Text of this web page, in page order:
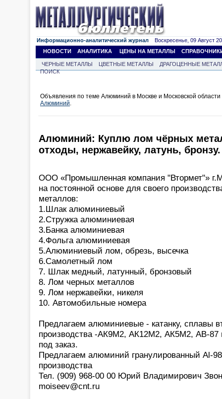
Информационно-аналитический журнал Воскресенье, 09 Август
НОВОСТИ
АНАЛИТИКА ЦЕНЫ НА МЕТАЛЛЫ
ЧЕРНЫЕ МЕТАЛЛЫ ЦВЕТНЫЕ МЕТАЛЛЫ
ДРАГОЦЕННЫЕ
ПОИСК
Объявления по теме Алюминий в Москве и Московской
Алюминий.
Алюминий: Куплю лом чёрных
отходы, нержавейку, латунь, бронзу.
ООО «Промышленная компания "Втормет"»
на постоянной основе для своего
металлов:
1.Шлак алюминиевый
2.Стружка алюминиевая
3.Банка алюминиевая
4.Фольга алюминиевая
5.Алюминиевый лом, обрезь, высечка
6.Самолетный лом
7. Шлак медный, латунный, бронзовый
8. Лом черных металлов
9. Лом нержавейки, никеля
10. Автомобильные номера
Предлагаем алюминиевые - катанку, сплавы
производства -АК9М2, АК12М2, АК5М2, АВ-87
под заказ.
Предлагаем алюминий гранулированный Al-
производства
Тел. (909) 968-00 00 Юрий Владимирович
moiseev@cnt.ru